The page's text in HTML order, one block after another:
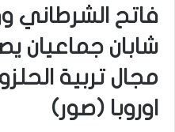
فاتح الشرطاني
شابان جماعيان
مجال تربية
اوروبا (صور)